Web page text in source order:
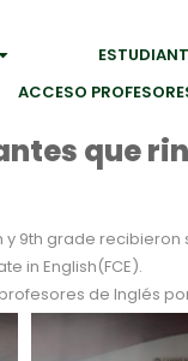
ACCESO
que
grade
in English(FCE).
de Inglés